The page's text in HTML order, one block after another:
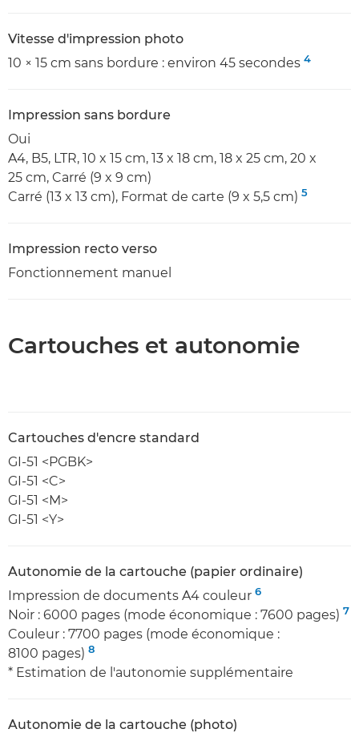
Vitesse d'impression photo
10 × 15 cm sans bordure : environ 45 secondes 4
Impression sans bordure
Oui
A4, B5, LTR, 10 x 15 cm, 13 x 18 cm, 18 x 25 cm, 20 x
25 cm, Carré (9 x 9 cm)
Carré (13 x 13 cm), Format de carte (9 x 5,5 cm) 5
Impression recto verso
Fonctionnement manuel
Cartouches et autonomie
Cartouches d'encre standard
GI-51 <PGBK>
GI-51 <C>
GI-51 <M>
GI-51 <Y>
Autonomie de la cartouche (papier ordinaire)
Impression de documents A4 couleur 6
Noir : 6000 pages (mode économique : 7600 pages) 7
Couleur : 7700 pages (mode économique :
8100 pages) 8
* Estimation de l'autonomie supplémentaire
Autonomie de la cartouche (photo)